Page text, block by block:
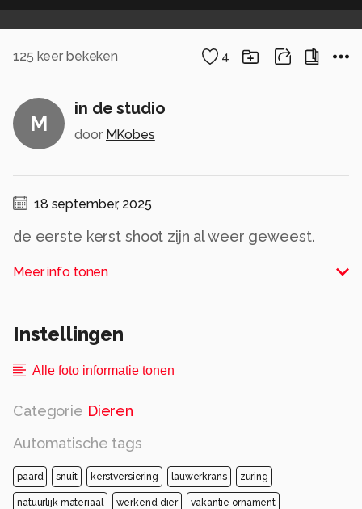
125 keer bekeken 4
M
in de studio
door MKobes
18 september, 2025
de eerste kerst shoot zijn al weer geweest.
Alle rechten voorbehouden
Meer info tonen
Instellingen
Alle foto informatie tonen
Categorie Dieren
Automatische tags
paard snuit kerstversiering lauwerkrans zuring
natuurlijk materiaal werkend dier vakantie ornament